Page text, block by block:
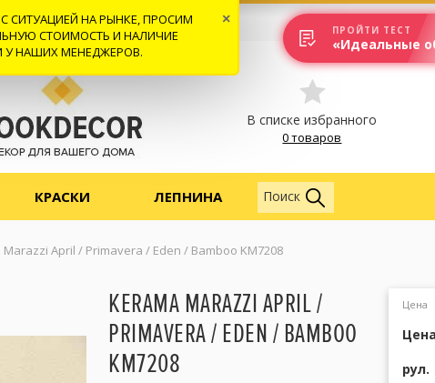
КОНТАКТЫ ОТЗЫВЫ
В списке избранного
0 товаров
КРАСКИ ЛЕПНИНА Обои
Поиск
Marazzi April / Primavera / Eden / Bamboo KM7208
KERAMA MARAZZI APRIL /
PRIMAVERA / EDEN / BAMBOO
KM7208
Цена
Цена
рул.
СИТУАЦИЕЙ НА РЫНКЕ, ПРОСИМ
СТОИМОСТЬ И НАЛИЧИЕ
У НАШИХ МЕНЕДЖЕРОВ.
×
ПРОЙТИ ТЕСТ
«Идеальные